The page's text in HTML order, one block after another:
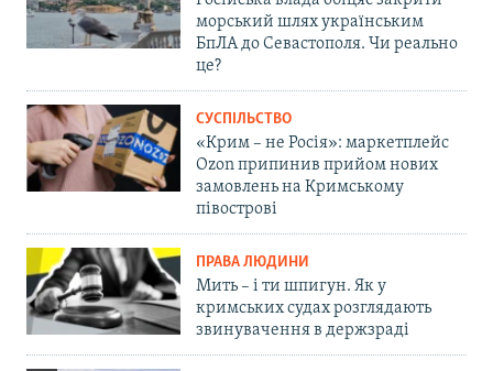
морський шлях українським
БпЛА до Севастополя. Чи реально
це?
СУСПІЛЬСТВО
«Крим – не Росія»: маркетплейс
Ozon припинив прийом нових
замовлень на Кримському
півострові
ПРАВА ЛЮДИНИ
Мить – і ти шпигун. Як у
кримських судах розглядають
звинувачення в держзраді